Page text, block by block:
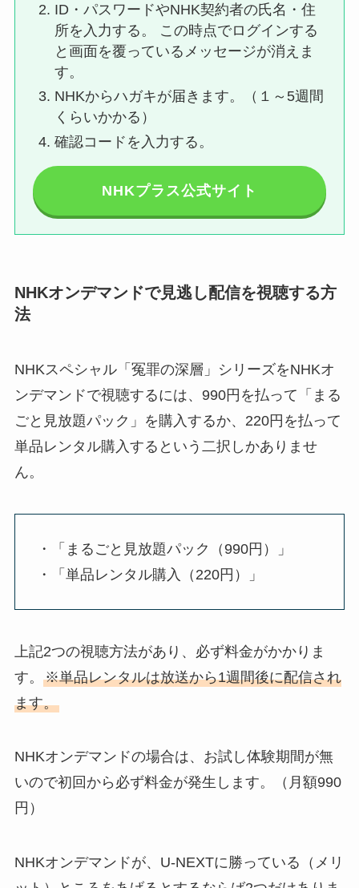
ID・パスワードやNHK契約者の氏名・住
所を入力する。 この時点でログインする
と画面を覆っているメッセージが消えま
す。
NHKからハガキが届きます。（１～5週間
くらいかかる）
確認コードを入力する。
NHKプラス公式サイト
NHKオンデマンドで見逃し配信を視聴する方
法
NHKスペシャル「冤罪の深層」シリーズをNHKオ
ンデマンドで視聴するには、990円を払って「まる
ごと見放題パック」を購入するか、220円を払って
単品レンタル購入するという二択しかありませ
ん。
・「まるごと見放題パック（990円）」
・「単品レンタル購入（220円）」
上記2つの視聴方法があり、必ず料金がかかりま
す。 ※単品レンタルは放送から1週間後に配信され
ます。
NHKオンデマンドの場合は、お試し体験期間が無
いので初回から必ず料金が発生します。（月額990
円）
NHKオンデマンドが、U-NEXTに勝っている（メリ